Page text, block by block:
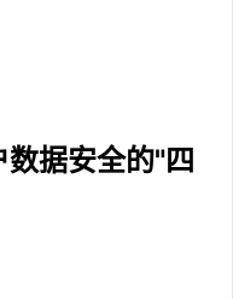
据安全的"四